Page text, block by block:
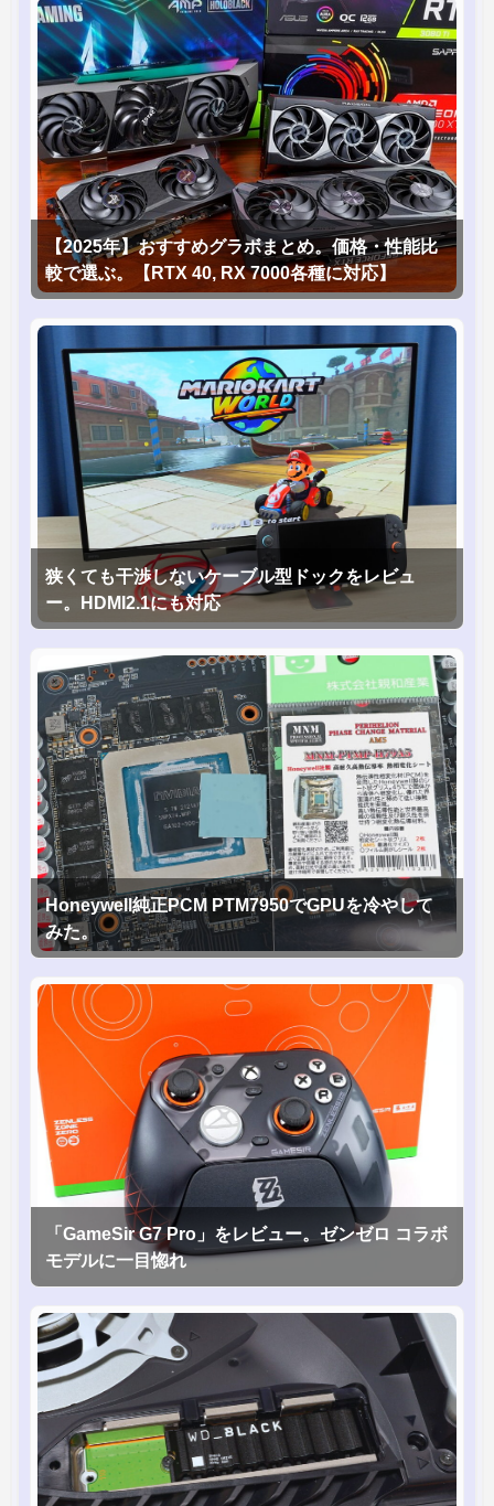
【2025年】おすすめグラボまとめ。価格・性能比
較で選ぶ。【RTX 40, RX 7000各種に対応】
狭くても干渉しないケーブル型ドックをレビュ
ー。HDMI2.1にも対応
Honeywell純正PCM PTM7950でGPUを冷やして
みた。
「GameSir G7 Pro」をレビュー。ゼンゼロ コラボ
モデルに一目惚れ